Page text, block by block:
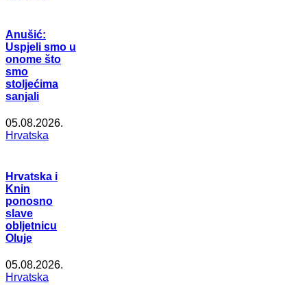
Anušić:
Uspjeli smo u
onome što
smo
stoljećima
sanjali
05.08.2026.
Hrvatska
Hrvatska i
Knin
ponosno
slave
obljetnicu
Oluje
05.08.2026.
Hrvatska